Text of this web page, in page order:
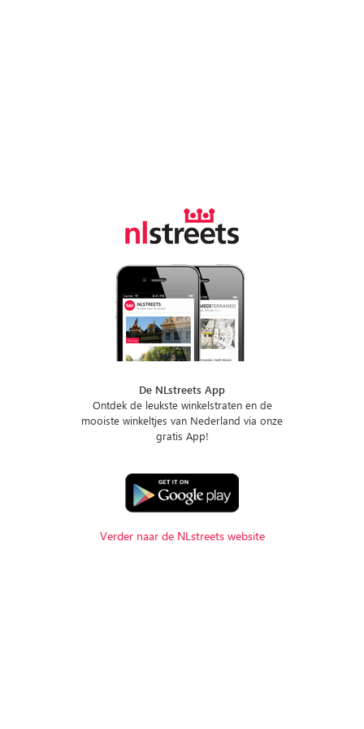
De NLstreets App
Ontdek de leukste winkelstraten en de
mooiste winkeltjes van Nederland via onze
gratis App!
Verder naar de NLstreets website